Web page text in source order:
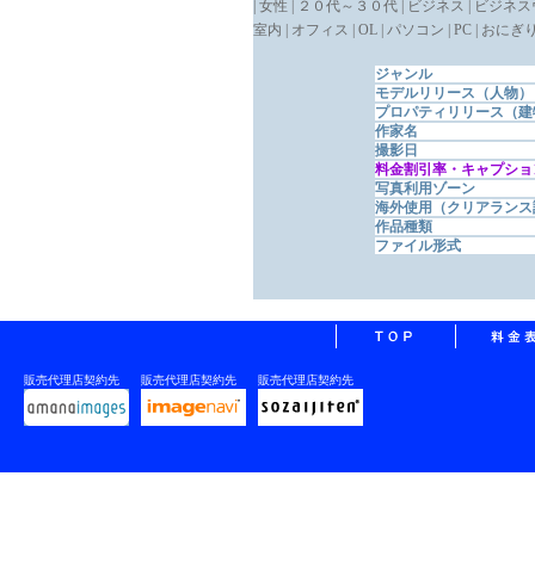
| 女性 | ２０代～３０代 | ビジネス | ビジネ
室内 | オフィス | OL | パソコン | PC | おにぎ
ジャンル
モデルリリース（人物）
プロパティリリース（
作家名
撮影日
料金割引率・キャプシ
写真利用ゾーン
海外使用（クリアラン
作品種類
ファイル形式
販売代理店契約先 販売代理店契約先 販売代理店契約先